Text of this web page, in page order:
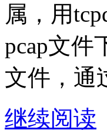
属，用
pcap文件
文件，通
继续阅读